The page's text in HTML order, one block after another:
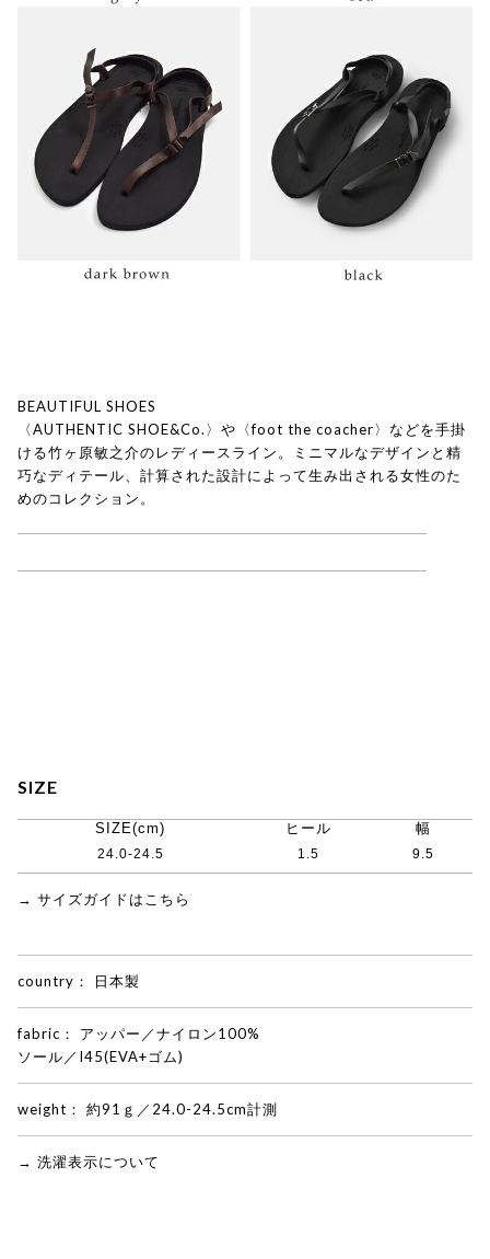
BEAUTIFUL SHOES
〈AUTHENTIC SHOE&Co.〉や〈foot the coacher〉などを手掛
ける竹ヶ原敏之介のレディースライン。ミニマルなデザインと精
巧なディテール、計算された設計によって生み出される女性のた
めのコレクション。
SIZE
SIZE(cm) ヒール 幅
24.0-24.5 1.5 9.5
→ サイズガイドはこちら
country： 日本製
fabric：
アッパー／ナイロン100%
ソール／I45(EVA+ゴム)
weight： 約91ｇ／24.0-24.5cm計測
→ 洗濯表示について